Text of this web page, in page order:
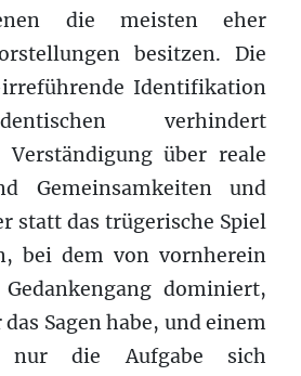
die meisten eher
besitzen. Die
Identifikation
verhindert
Verständigung über reale
Gemeinsamkeiten und
statt das trügerische Spiel
bei dem von vornherein
dominiert,
Sagen habe, und einem
nur die Aufgabe sich